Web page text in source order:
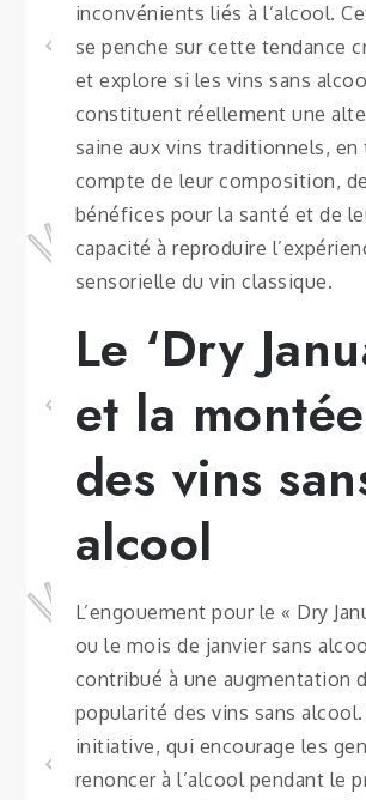
inconvénients liés à l’alcool.
se penche sur cette tendance
et explore si les vins sans
constituent réellement une
saine aux vins traditionnels, en
compte de leur composition,
bénéfices pour la santé et de
capacité à reproduire
sensorielle du vin classique.
Le ‘Dry
et la montée
des vins
alcool
L’engouement pour le « Dry
ou le mois de janvier sans
contribué à une augmentation
popularité des vins sans
initiative, qui encourage les
renoncer à l’alcool pendant le